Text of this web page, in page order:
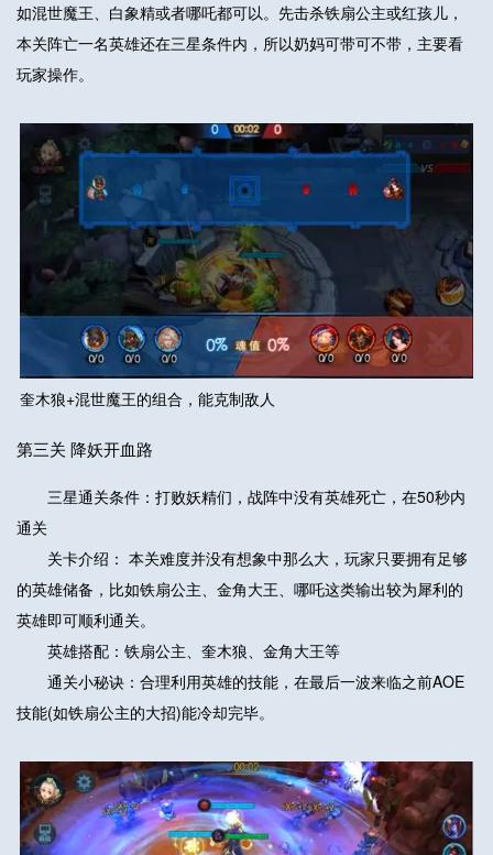
如混世魔王、白象精或者哪吒都可以。先击杀铁扇公主或红孩儿，
本关阵亡一名英雄还在三星条件内，所以奶妈可带可不带，主要看
玩家操作。
奎木狼+混世魔王的组合，能克制敌人
第三关 降妖开血路
三星通关条件：打败妖精们，战阵中没有英雄死亡，在50秒内
通关
关卡介绍： 本关难度并没有想象中那么大，玩家只要拥有足够
的英雄储备，比如铁扇公主、金角大王、哪吒这类输出较为犀利的
英雄即可顺利通关。
英雄搭配：铁扇公主、奎木狼、金角大王等
通关小秘诀：合理利用英雄的技能，在最后一波来临之前AOE
技能(如铁扇公主的大招)能冷却完毕。